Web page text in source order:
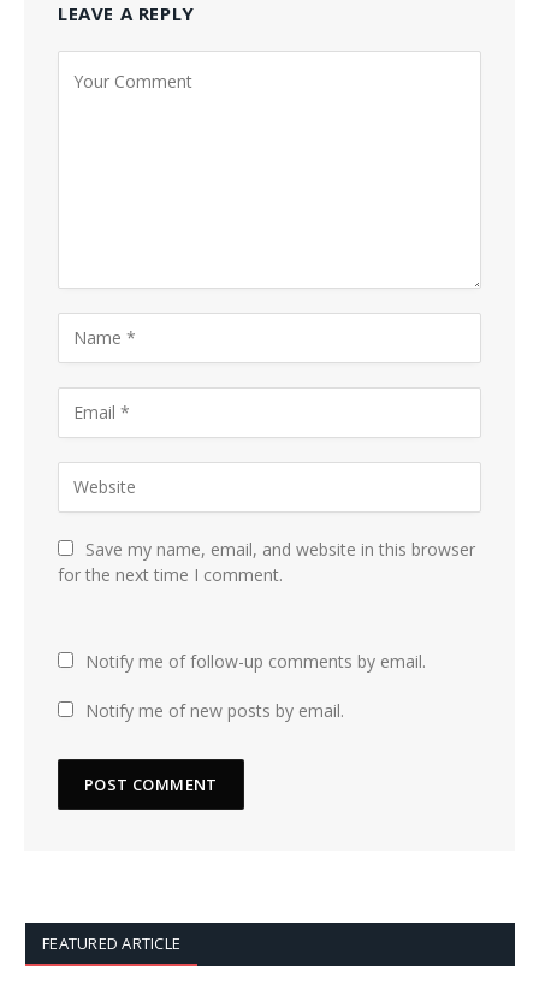
LEAVE A REPLY
Save my name, email, and website in this browser
for the next time I comment.
Notify me of follow-up comments by email.
Notify me of new posts by email.
FEATURED ARTICLE